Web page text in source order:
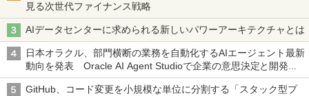
見る次世代ファイナンス戦略
AIデータセンターに求められる新しいパワーアーキテクチャとは
日本オラクル、部門横断の業務を自動化するAIエージェント最新
動向を発表 Oracle AI Agent Studioで企業の意思決定と開発を
加速
GitHub、コード変更を小規模な単位に分割する「スタック型プ